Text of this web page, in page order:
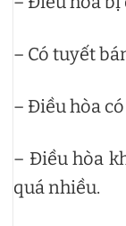
– Có tuyết
– Điều hòa
– Điều hòa
quá nhiều.